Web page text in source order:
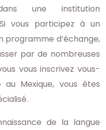
une institution
vous participez à un
programme d’échange,
par de nombreuses
vous inscrivez vous-
Mexique, vous êtes
de la langue